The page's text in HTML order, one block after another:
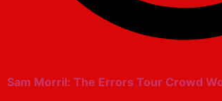
Sam Morril: The Errors Tour Crowd